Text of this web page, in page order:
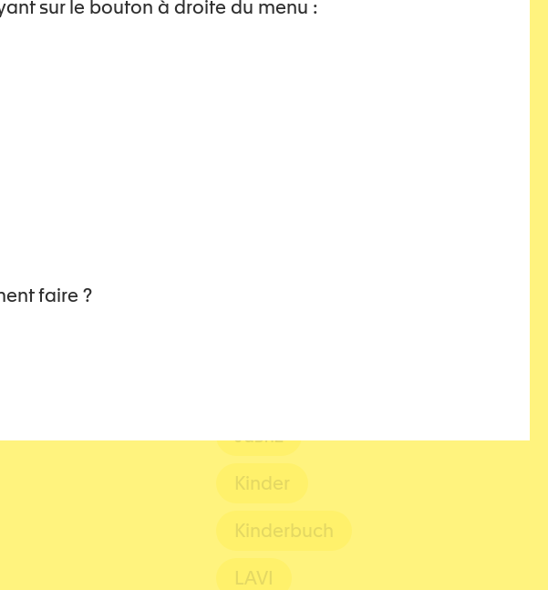
sur le bouton à droite du menu :
faire ?
à
féminicide
Justiz
Kinder
Kinderbuch
LAVI